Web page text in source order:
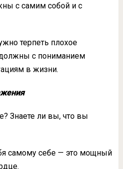
с самим собой и с
терпеть плохое
с пониманием
в жизни.
Знаете ли вы, что вы
самому себе — это мощный